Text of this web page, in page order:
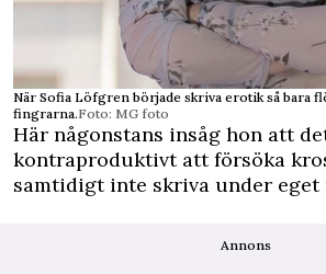
När Sofia Löfgren började skriva erotik så bara
fingrarna.Foto: MG foto
Här någonstans insåg hon att
kontraproduktivt att försöka
samtidigt inte skriva under eget
Annons